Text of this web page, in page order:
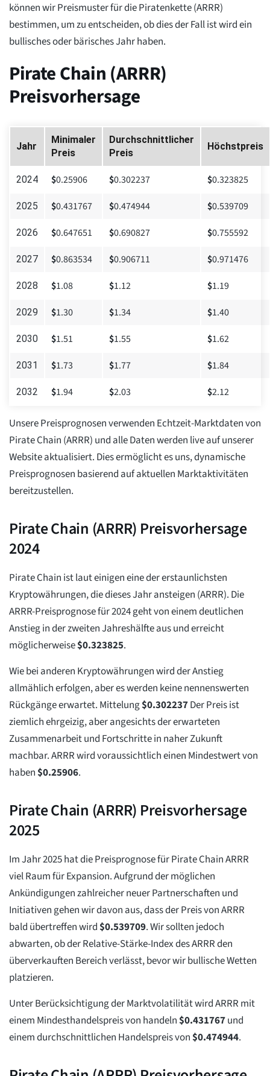
können wir Preismuster für die Piratenkette (ARRR)
bestimmen, um zu entscheiden, ob dies der Fall ist wird ein
bullisches oder bärisches Jahr haben.
Pirate Chain (ARRR)
Preisvorhersage
Jahr
Minimaler
Preis
Durchschnittlicher
Preis
Höchstpreis
2024 $0.25906 $0.302237 $0.323825
2025 $0.431767 $0.474944 $0.539709
2026 $0.647651 $0.690827 $0.755592
2027 $0.863534 $0.906711 $0.971476
2028 $1.08 $1.12 $1.19
2029 $1.30 $1.34 $1.40
2030 $1.51 $1.55 $1.62
2031 $1.73 $1.77 $1.84
2032 $1.94 $2.03 $2.12
Unsere Preisprognosen verwenden Echtzeit-Marktdaten von
Pirate Chain (ARRR) und alle Daten werden live auf unserer
Website aktualisiert. Dies ermöglicht es uns, dynamische
Preisprognosen basierend auf aktuellen Marktaktivitäten
bereitzustellen.
Pirate Chain (ARRR) Preisvorhersage
2024
Pirate Chain ist laut einigen eine der erstaunlichsten
Kryptowährungen, die dieses Jahr ansteigen (ARRR). Die
ARRR-Preisprognose für 2024 geht von einem deutlichen
Anstieg in der zweiten Jahreshälfte aus und erreicht
möglicherweise$0.323825.
Wie bei anderen Kryptowährungen wird der Anstieg
allmählich erfolgen, aber es werden keine nennenswerten
Rückgänge erwartet. Mittelung$0.302237Der Preis ist
ziemlich ehrgeizig, aber angesichts der erwarteten
Zusammenarbeit und Fortschritte in naher Zukunft
machbar. ARRR wird voraussichtlich einen Mindestwert von
haben$0.25906.
Pirate Chain (ARRR) Preisvorhersage
2025
Im Jahr 2025 hat die Preisprognose für Pirate Chain ARRR
viel Raum für Expansion. Aufgrund der möglichen
Ankündigungen zahlreicher neuer Partnerschaften und
Initiativen gehen wir davon aus, dass der Preis von ARRR
bald übertreffen wird$0.539709. Wir sollten jedoch
abwarten, ob der Relative-Stärke-Index des ARRR den
überverkauften Bereich verlässt, bevor wir bullische Wetten
platzieren.
Unter Berücksichtigung der Marktvolatilität wird ARRR mit
einem Mindesthandelspreis von handeln$0.431767und
einem durchschnittlichen Handelspreis von$0.474944.